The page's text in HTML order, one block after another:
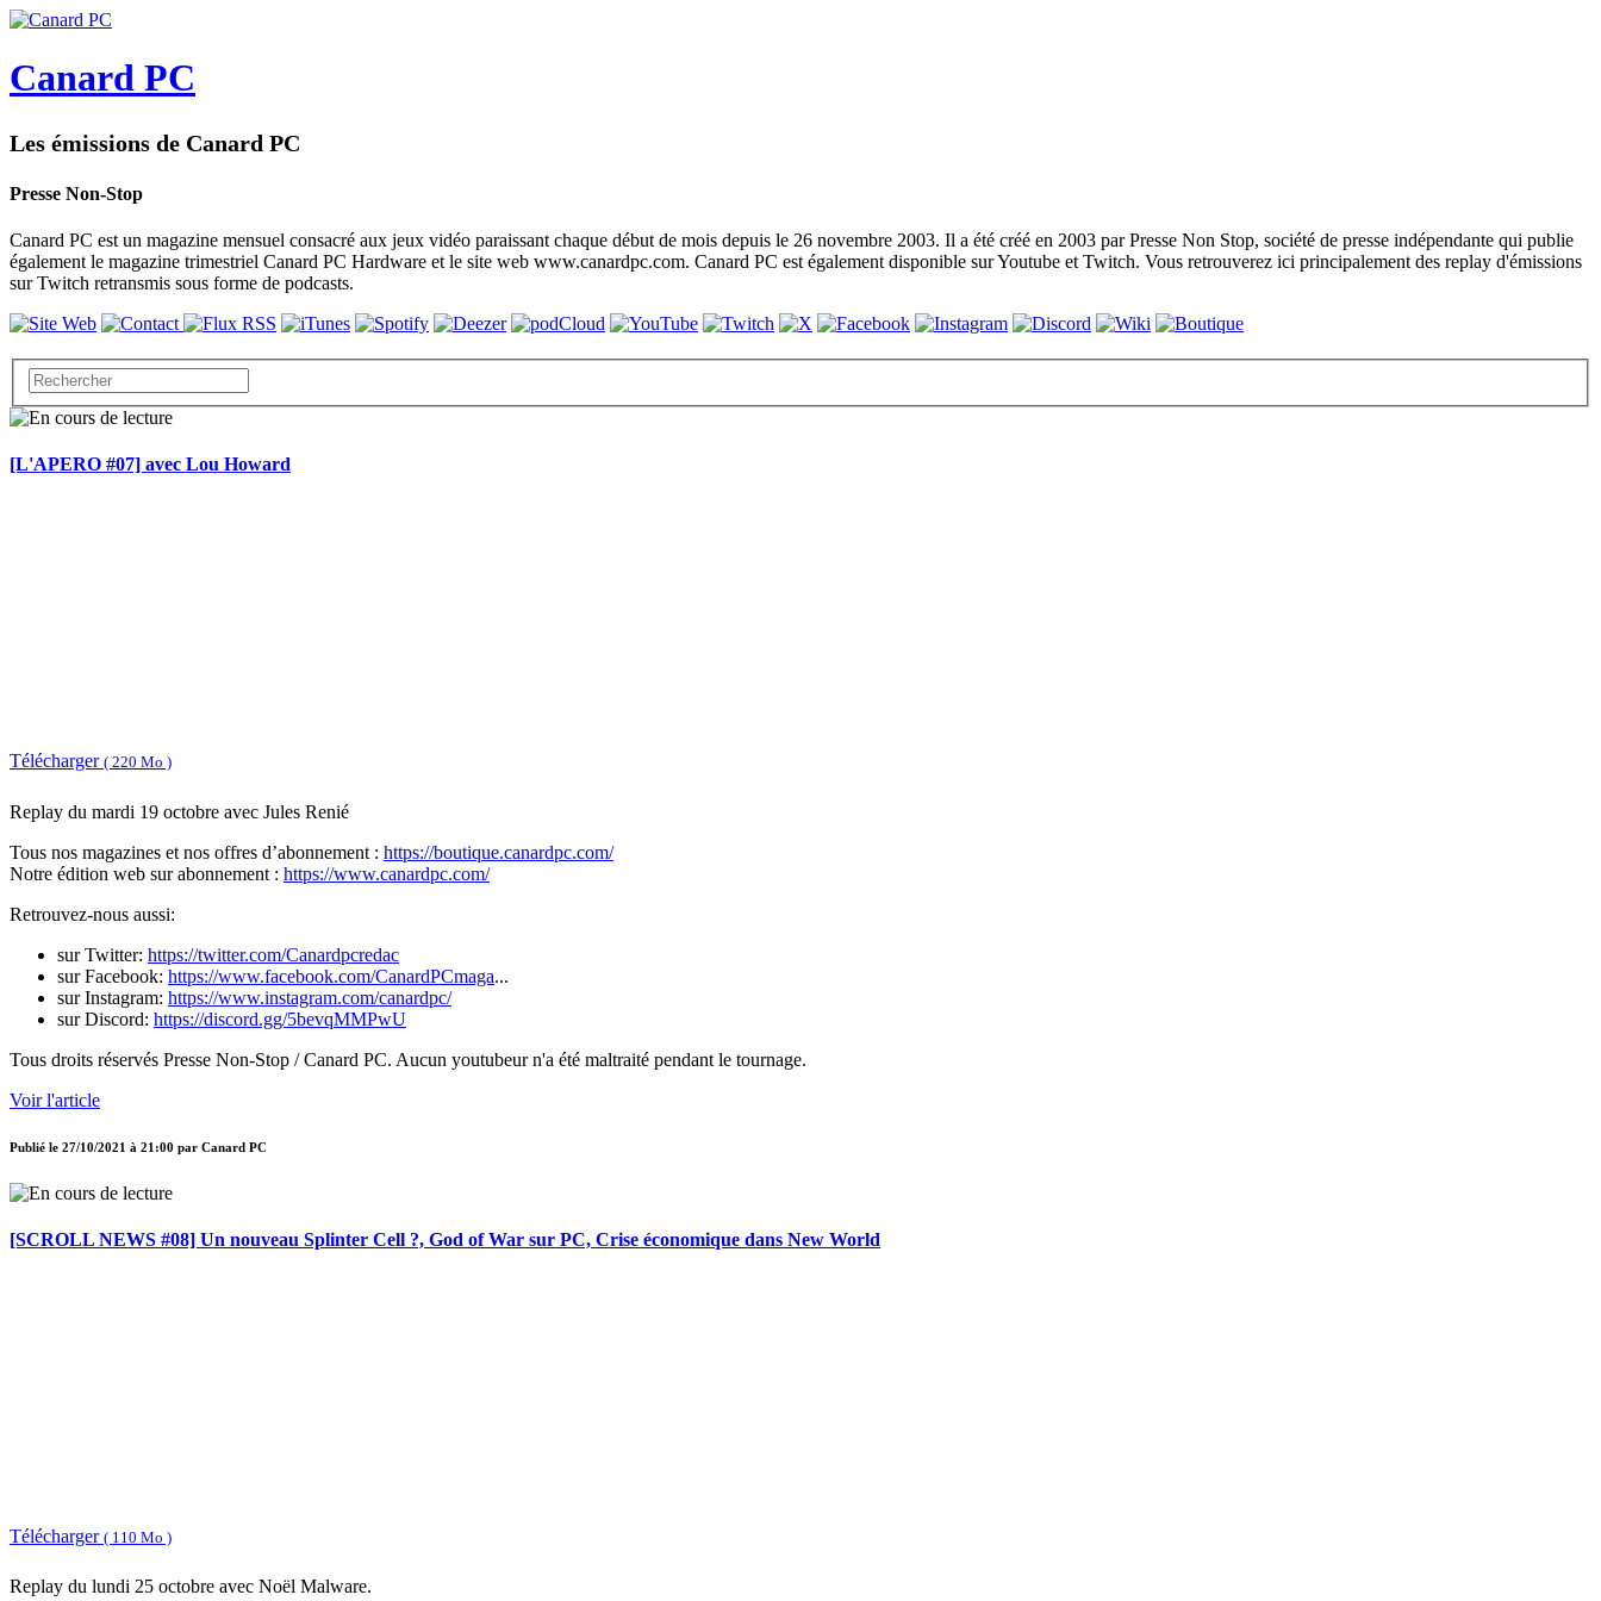
Canard PC
Les émissions de Canard PC
Presse Non-Stop
Canard PC est un magazine mensuel consacré aux jeux vidéo paraissant chaque début de mois depuis le 26 novembre 2003. Il a été créé en 2003 par Presse Non Stop, société de presse indépendante qui publie
également le magazine trimestriel Canard PC Hardware et le site web www.canardpc.com. Canard PC est également disponible sur Youtube et Twitch. Vous retrouverez ici principalement des replay d'émissions
sur Twitch retransmis sous forme de podcasts.
[L'APERO #07] avec Lou Howard
Télécharger ( 220 Mo )
Replay du mardi 19 octobre avec Jules Renié
Tous nos magazines et nos offres d’abonnement : https://boutique.canardpc.com/
Notre édition web sur abonnement : https://www.canardpc.com/
Retrouvez-nous aussi:
sur Twitter: https://twitter.com/Canardpcredac
sur Facebook: https://www.facebook.com/CanardPCmaga...
sur Instagram: https://www.instagram.com/canardpc/
sur Discord: https://discord.gg/5bevqMMPwU
Tous droits réservés Presse Non-Stop / Canard PC. Aucun youtubeur n'a été maltraité pendant le tournage.
Voir l'article
Publié le 27/10/2021 à 21:00 par Canard PC
[SCROLL NEWS #08] Un nouveau Splinter Cell ?, God of War sur PC, Crise économique dans New World
Télécharger ( 110 Mo )
Replay du lundi 25 octobre avec Noël Malware.